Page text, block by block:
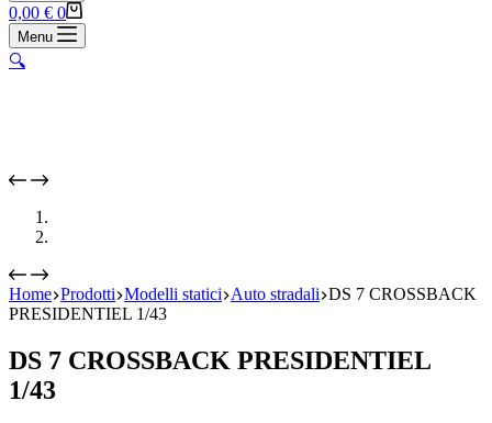
Carrello
0,00 € 0
Menu
🔍
Home Prodotti Modelli statici Auto stradali DS 7 CROSSBACK
PRESIDENTIEL 1/43
DS 7 CROSSBACK PRESIDENTIEL
1/43